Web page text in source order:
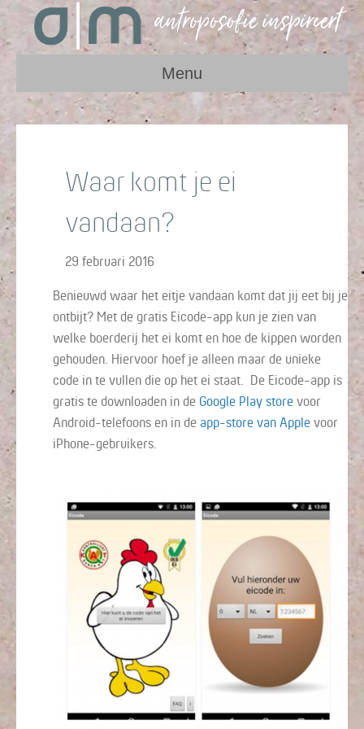
Menu
Waar komt je ei
vandaan?
29 februari 2016
Benieuwd waar het eitje vandaan komt dat jij eet bij je
ontbijt? Met de gratis Eicode-app kun je zien van
welke boerderij het ei komt en hoe de kippen worden
gehouden. Hiervoor hoef je alleen maar de unieke
code in te vullen die op het ei staat. De Eicode-app is
gratis te downloaden in de Google Play store voor
Android-telefoons en in de app-store van Apple voor
iPhone-gebruikers.